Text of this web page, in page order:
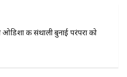
की संथाली बुनाई परंपरा को